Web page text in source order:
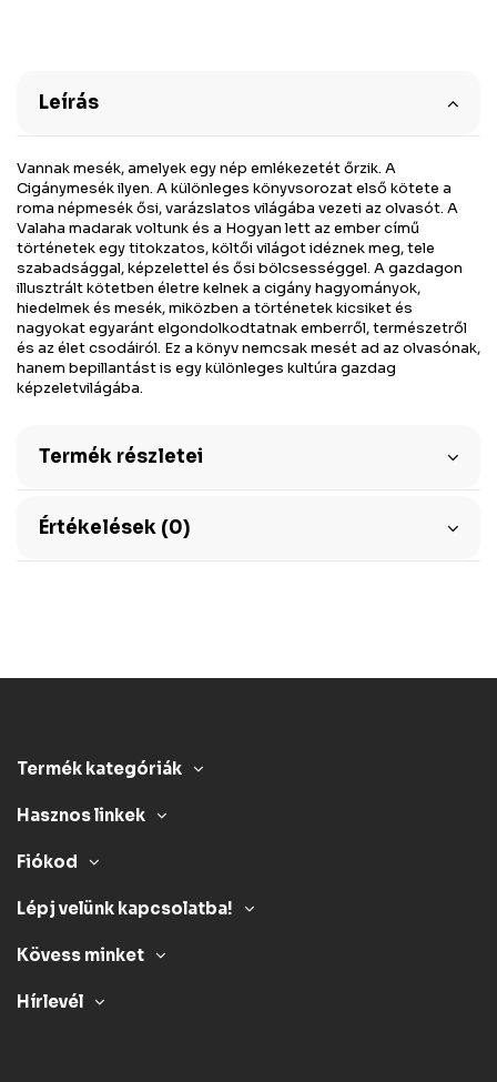
Leírás
Vannak mesék, amelyek egy nép emlékezetét őrzik. A
Cigánymesék ilyen. A különleges könyvsorozat első kötete a
roma népmesék ősi, varázslatos világába vezeti az olvasót. A
Valaha madarak voltunk és a Hogyan lett az ember című
történetek egy titokzatos, költői világot idéznek meg, tele
szabadsággal, képzelettel és ősi bölcsességgel. A gazdagon
illusztrált kötetben életre kelnek a cigány hagyományok,
hiedelmek és mesék, miközben a történetek kicsiket és
nagyokat egyaránt elgondolkodtatnak emberről, természetről
és az élet csodáiról. Ez a könyv nemcsak mesét ad az olvasónak,
hanem bepillantást is egy különleges kultúra gazdag
képzeletvilágába.
Termék részletei
Értékelések (0)
Termék kategóriák
Hasznos linkek
Fiókod
Lépj velünk kapcsolatba!
Kövess minket
Hírlevél